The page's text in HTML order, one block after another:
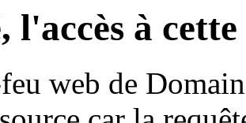
l'accès à
web de